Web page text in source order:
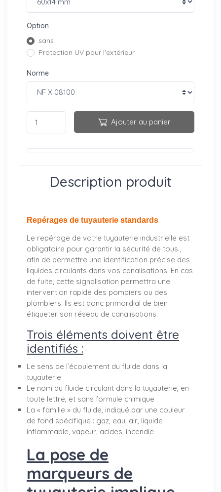
Option
sans
Protection UV pour l'extérieur
Norme
Ajouter au panier
Description produit
Repérages de tuyauterie standards
Le repérage de votre tuyauterie industrielle est
obligatoire pour garantir la sécurité de tous ,
afin de permettre une identification précise des
liquides circulants dans vos canalisations. En cas
de fuite, cette signalisation permettra une
intervention rapide des pompiers ou des
plombiers. Ils est donc primordial de bien
étiqueter son réseau de canalisations.
Trois éléments doivent être
identifiés :
Le sens de l’écoulement du fluide dans la
tuyauterie
Le nom du fluide circulant dans la tuyauterie, en
toute lettre, et sans formule chimique
La « famille » du fluide, indiqué par une couleur
de fond spécifique : gaz, eau, air, liquide
inflammable, vapeur, acides, incendie
La pose de
marqueurs de